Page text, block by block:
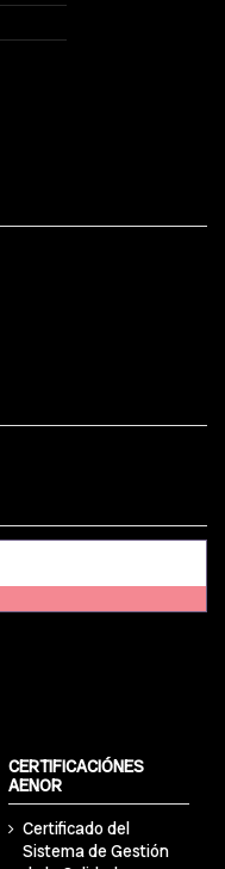
CERTIFICACIÓNES
AENOR
Certificado del
Sistema de Gestión